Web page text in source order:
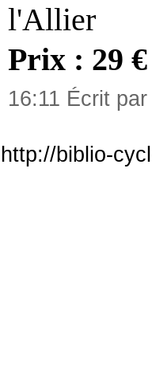
l'Allier
Prix : 29 €
16:11 Écrit
http://biblio-